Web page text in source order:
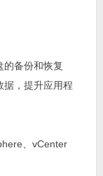
的备份和恢复
据，提升应用程
、vCenter